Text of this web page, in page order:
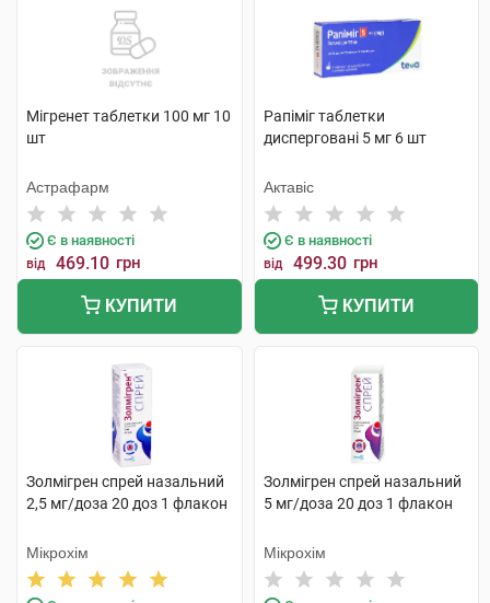
Мігренет таблетки 100 мг 10
шт
Астрафарм
Є в наявності
від 469.10 грн
КУПИТИ
Рапіміг таблетки
дисперговані 5 мг 6 шт
Актавіс
Є в наявності
від 499.30 грн
КУПИТИ
Золмігрен спрей назальний
2,5 мг/доза 20 доз 1 флакон
Мікрохім
Золмігрен спрей назальний
5 мг/доза 20 доз 1 флакон
Мікрохім